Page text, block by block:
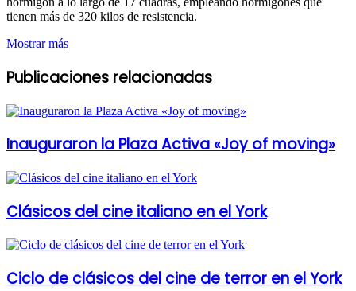
tienen más de 320 kilos de resistencia.
Mostrar más
Publicaciones relacionadas
Inauguraron la Plaza Activa «Joy of moving»
Clásicos del cine italiano en el York
Ciclo de clásicos del cine de terror en el York